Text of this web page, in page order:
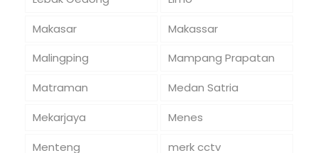
Makasar
Makassar
Malingping
Mampang Prapatan
Matraman
Medan Satria
Mekarjaya
Menes
Menteng
merk cctv